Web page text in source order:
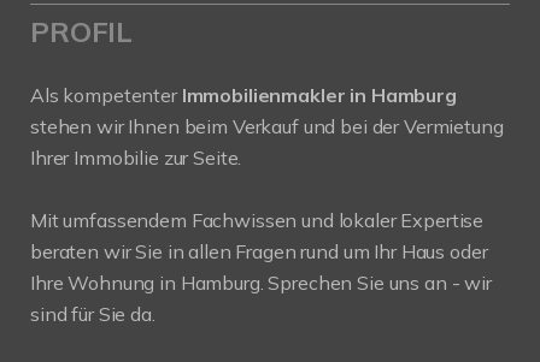
PROFIL
Als kompetenter Immobilienmakler in Hamburg
stehen wir Ihnen beim Verkauf und bei der Vermietung
Ihrer Immobilie zur Seite.
Mit umfassendem Fachwissen und lokaler Expertise
beraten wir Sie in allen Fragen rund um Ihr Haus oder
Ihre Wohnung in Hamburg. Sprechen Sie uns an - wir
sind für Sie da.